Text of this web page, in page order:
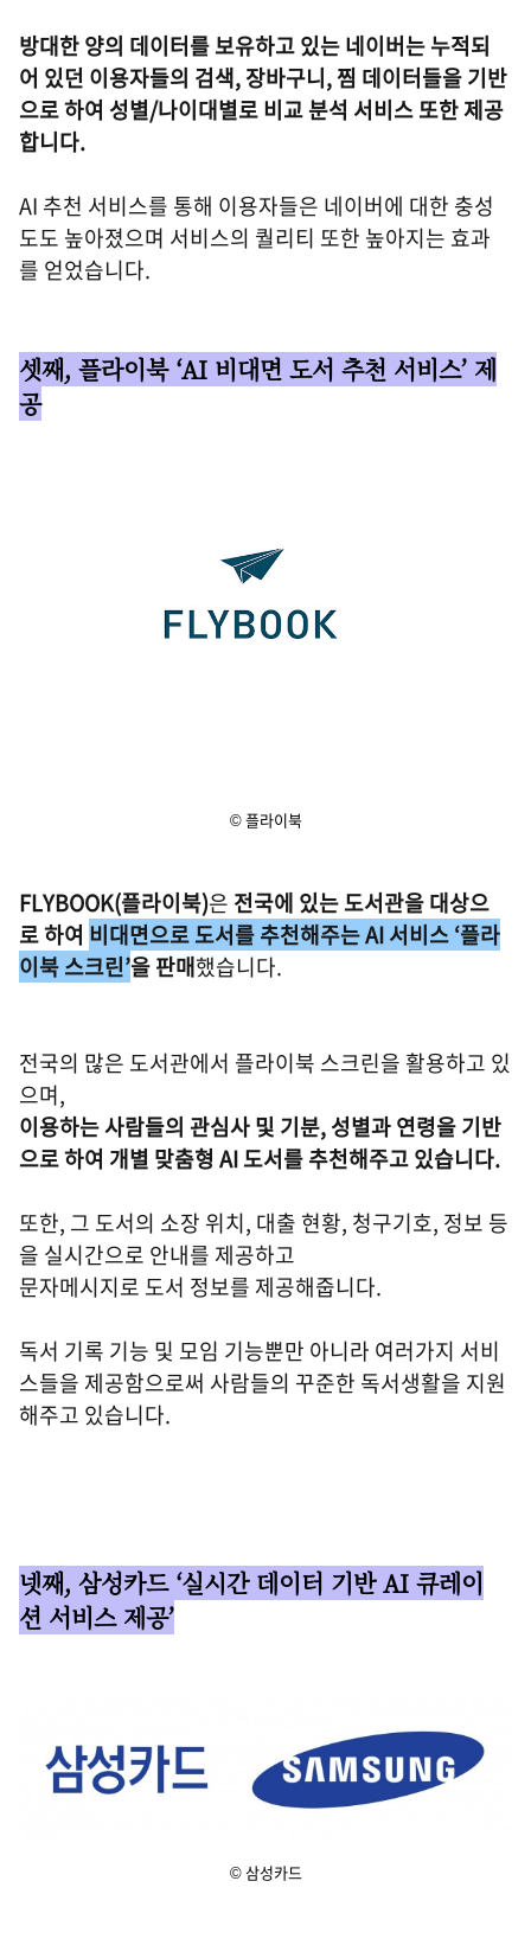
방대한 양의 데이터를 보유하고 있는 네이버는 누적되
어 있던 이용자들의 검색, 장바구니, 찜 데이터들을 기반
으로 하여 성별/나이대별로 비교 분석 서비스 또한 제공
합니다.
AI 추천 서비스를 통해 이용자들은 네이버에 대한 충성
도도 높아졌으며 서비스의 퀄리티 또한 높아지는 효과
를 얻었습니다.
셋째, 플라이북 ‘AI 비대면 도서 추천 서비스’ 제
공
© 플라이북
FLYBOOK(플라이북)은 전국에 있는 도서관을 대상으
로 하여 비대면으로 도서를 추천해주는 AI 서비스 ‘플라
이북 스크린’을 판매했습니다.
전국의 많은 도서관에서 플라이북 스크린을 활용하고 있
으며,
이용하는 사람들의 관심사 및 기분, 성별과 연령을 기반
으로 하여 개별 맞춤형 AI 도서를 추천해주고 있습니다.
또한, 그 도서의 소장 위치, 대출 현황, 청구기호, 정보 등
을 실시간으로 안내를 제공하고
문자메시지로 도서 정보를 제공해줍니다.
독서 기록 기능 및 모임 기능뿐만 아니라 여러가지 서비
스들을 제공함으로써 사람들의 꾸준한 독서생활을 지원
해주고 있습니다.
넷째, 삼성카드 ‘실시간 데이터 기반 AI 큐레이
션 서비스 제공’
© 삼성카드